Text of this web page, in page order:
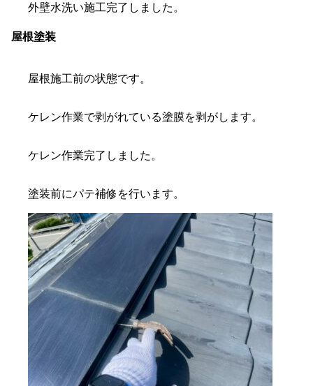
外壁水洗い施工完了しました。
屋根塗装
屋根施工前の状態です。
ケレン作業で剥がれている塗膜を剥がします。
ケレン作業完了しました。
塗装前にパテ補修を行います。